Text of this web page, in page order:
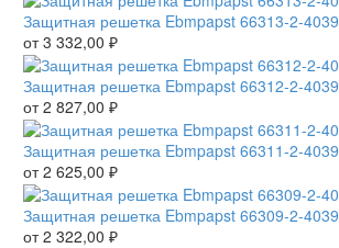
Защитная решетка Ebmpapst 66313-2-4039
от3 332,00 ₽
Защитная решетка Ebmpapst 66312-2-4039
от2 827,00 ₽
Защитная решетка Ebmpapst 66311-2-4039
от2 625,00 ₽
Защитная решетка Ebmpapst 66309-2-4039
от2 322,00 ₽